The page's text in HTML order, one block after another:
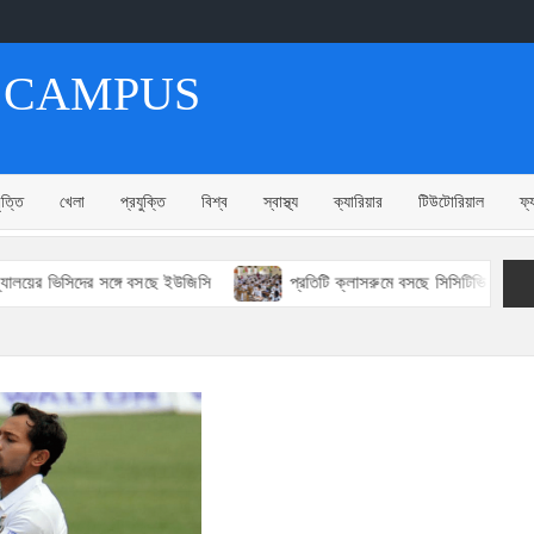
খেলা প্রযুক্তি বিশ্ব স্বাস্থ্য ক্যারিয়ার টিউটোরিয়াল
ভিসিদের সঙ্গে বসছে ইউজিসি প্রতিটি ক্লাসরুমে বসছে সিসিটিভি ক্যামেরা